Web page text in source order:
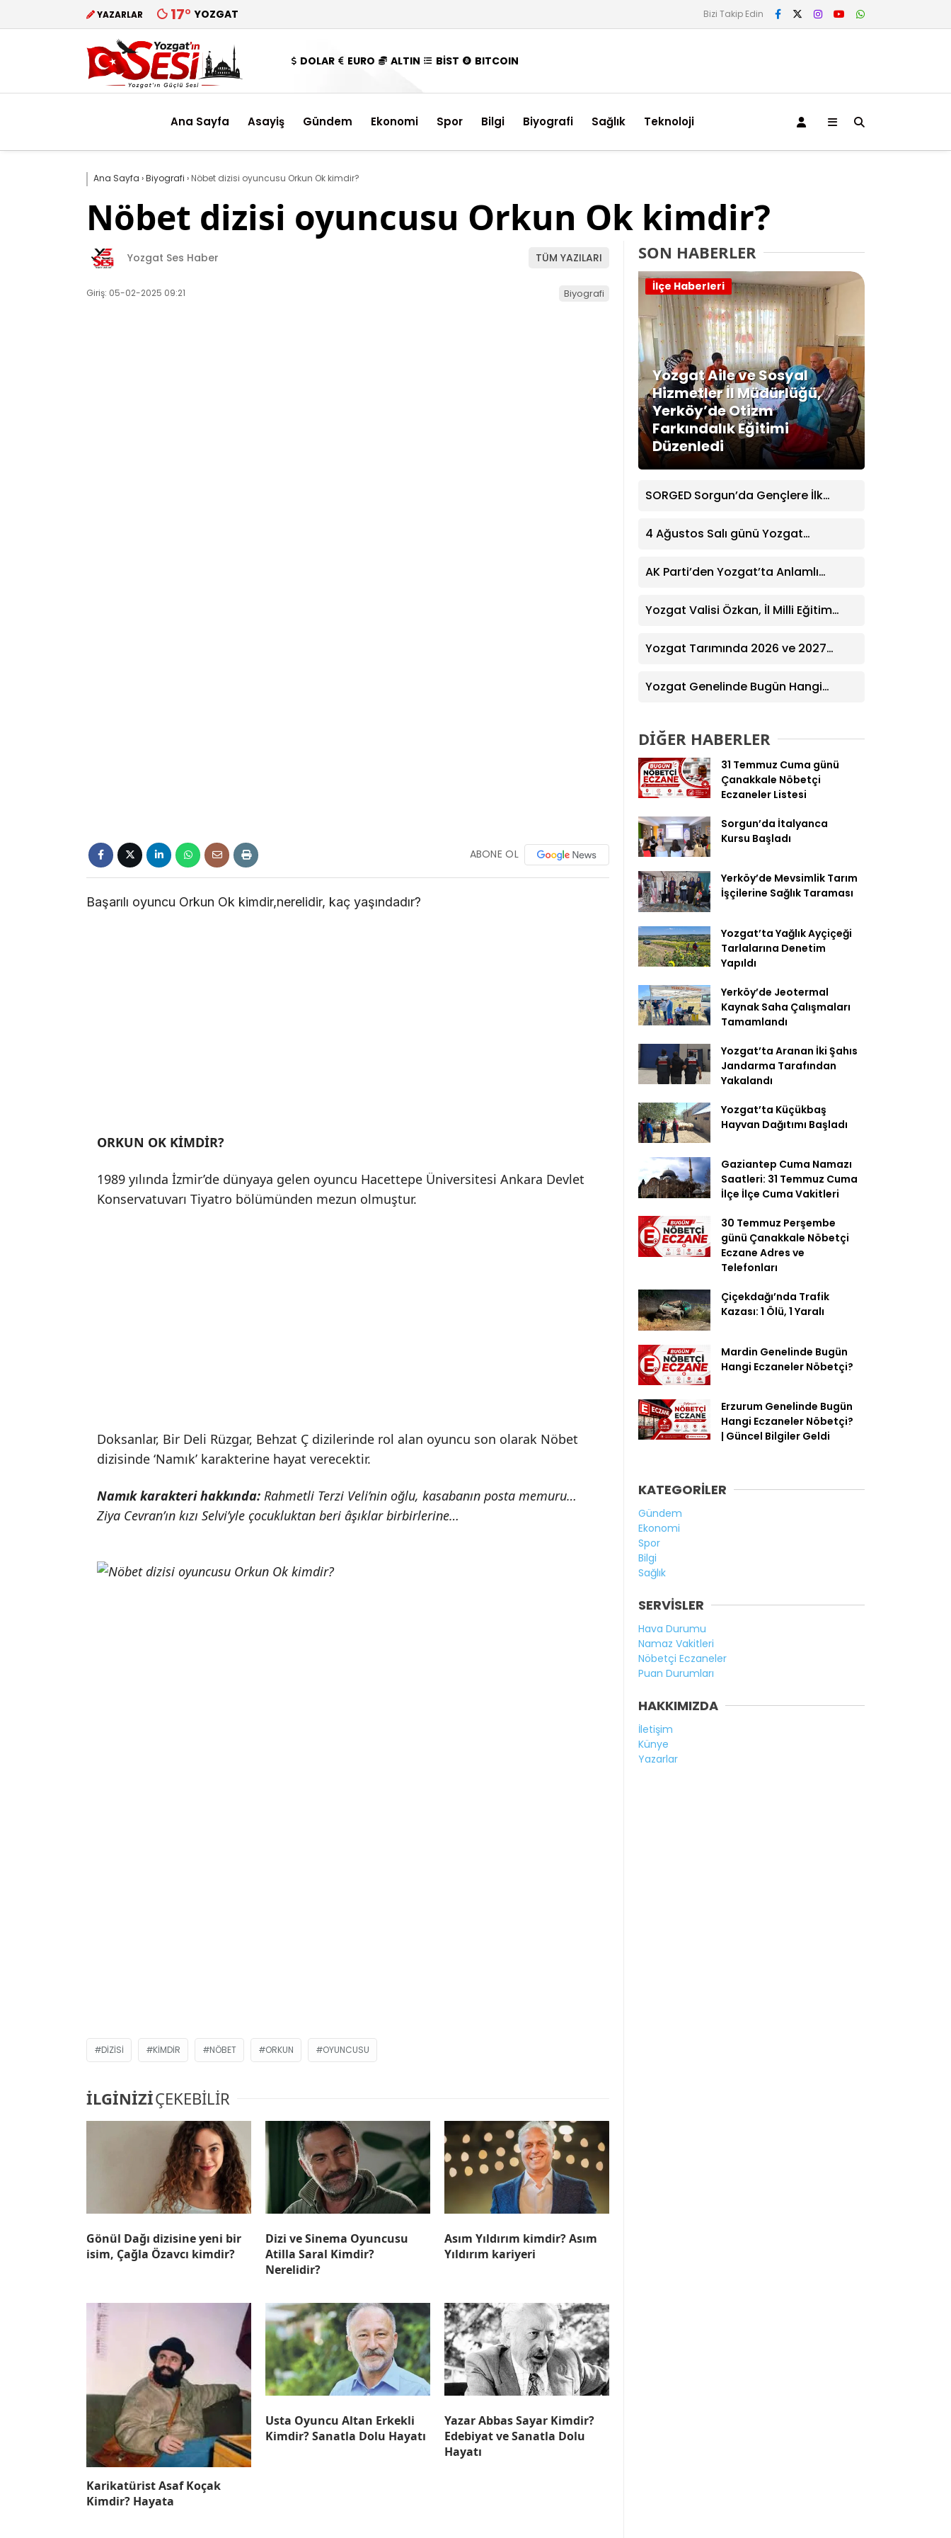
YAZARLAR 17° YOZGAT Bizi Takip Edin
DOLAR EURO ALTIN BİST BITCOIN
Ana Sayfa Asayiş Gündem Ekonomi Spor Bilgi Biyografi Sağlık Teknoloji
Ana Sayfa ›Biyografi › Nöbet dizisi oyuncusu Orkun Ok kimdir?
Nöbet dizisi oyuncusu Orkun Ok kimdir?
Yozgat Ses Haber TÜM YAZILARI
Giriş: 05-02-2025 09:21 Biyografi
ABONE OL
Başarılı oyuncu Orkun Ok kimdir,nerelidir, kaç yaşındadır?
ORKUN OK KİMDİR?
1989 yılında İzmir’de dünyaya gelen oyuncu Hacettepe Üniversitesi Ankara Devlet
Konservatuvarı Tiyatro bölümünden mezun olmuştur.
Doksanlar, Bir Deli Rüzgar, Behzat Ç dizilerinde rol alan oyuncu son olarak Nöbet
dizisinde ‘Namık’ karakterine hayat verecektir.
Namık karakteri hakkında: Rahmetli Terzi Veli’nin oğlu, kasabanın posta memuru…
Ziya Cevran’ın kızı Selvi’yle çocukluktan beri âşıklar birbirlerine…
DIZISI KIMDIR NÖBET ORKUN OYUNCUSU
İLGİNİZİÇEKEBİLİR
Gönül Dağı dizisine yeni bir
isim, Çağla Özavcı kimdir?
Dizi ve Sinema Oyuncusu
Atilla Saral Kimdir?
Nerelidir?
Asım Yıldırım kimdir? Asım
Yıldırım kariyeri
Karikatürist Asaf Koçak
Kimdir? Hayata
Usta Oyuncu Altan Erkekli
Kimdir? Sanatla Dolu Hayatı
Yazar Abbas Sayar Kimdir?
Edebiyat ve Sanatla Dolu
Hayatı
SON HABERLER
Yozgat Aile ve Sosyal
Hizmetler İl Müdürlüğü,
Yerköy’de Otizm
Farkındalık Eğitimi
Düzenledi
İlçe Haberleri
SORGED Sorgun’da Gençlere İlk
4 Ağustos Salı günü Yozgat
Eczane
AK Parti’den Yozgat’ta Anlamlı
Dernek Üyeleriyle Buluştu
Yozgat Valisi Özkan, İl Milli Eğitim
Yozgat Tarımında 2026 ve 2027
Yozgat Genelinde Bugün Hangi
DİĞER HABERLER
31 Temmuz Cuma günü
Çanakkale Nöbetçi
Eczaneler Listesi
Sorgun’da İtalyanca
Kursu Başladı
Yerköy’de Mevsimlik Tarım
İşçilerine Sağlık Taraması
Yozgat’ta Yağlık Ayçiçeği
Tarlalarına Denetim
Yapıldı
Yerköy’de Jeotermal
Kaynak Saha Çalışmaları
Tamamlandı
Yozgat’ta Aranan İki Şahıs
Jandarma Tarafından
Yakalandı
Yozgat’ta Küçükbaş
Hayvan Dağıtımı Başladı
Gaziantep Cuma Namazı
Saatleri: 31 Temmuz Cuma
İlçe İlçe Cuma Vakitleri
30 Temmuz Perşembe
günü Çanakkale Nöbetçi
Eczane Adres ve
Telefonları
Çiçekdağı’nda Trafik
Kazası: 1 Ölü, 1 Yaralı
Mardin Genelinde Bugün
Hangi Eczaneler Nöbetçi?
Erzurum Genelinde Bugün
Hangi Eczaneler Nöbetçi?
| Güncel Bilgiler Geldi
KATEGORİLER
Gündem
Ekonomi
Spor
Bilgi
Sağlık
SERVİSLER
Hava Durumu
Namaz Vakitleri
Nöbetçi Eczaneler
Puan Durumları
HAKKIMIZDA
İletişim
Künye
Yazarlar